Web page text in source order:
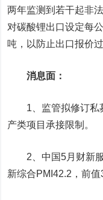
两年监测到若干起非
对碳酸锂出口设定每
吨，以防止出口报价
消息面：
1、监管拟修订私
产类项目承接限制。
2、中国5月财新服
新综合PMI42.2，前值